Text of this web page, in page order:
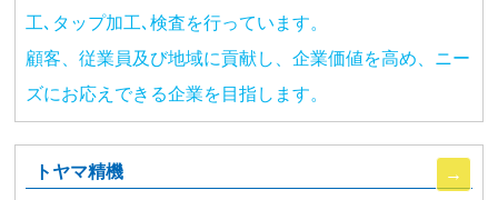
工､タップ加工､検査を行っています。
顧客、従業員及び地域に貢献し、企業価値を高め、ニー
ズにお応えできる企業を目指します。
トヤマ精機